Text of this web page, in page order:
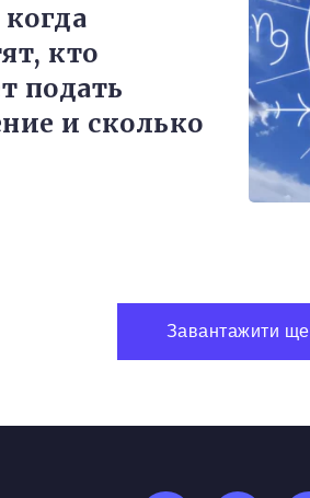
кто
подать
и сколько
Завантажити ще